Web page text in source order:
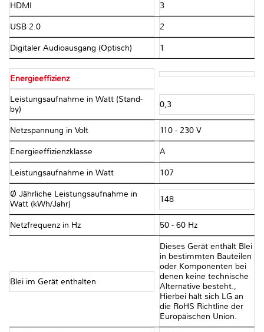
HDMI 3
USB 2.0 2
Digitaler Audioausgang (Optisch) 1
Energieeffizienz
Leistungsaufnahme in Watt (Stand-
by)
0,3
Netzspannung in Volt 110 - 230 V
Energieeffizienzklasse A
Leistungsaufnahme in Watt 107
Ø Jährliche Leistungsaufnahme in
Watt (kWh/Jahr)
148
Netzfrequenz in Hz 50 - 60 Hz
Blei im Gerät enthalten
Dieses Gerät enthält Blei
in bestimmten Bauteilen
oder Komponenten bei
denen keine technische
Alternative besteht.,
Hierbei hält sich LG an
die RoHS Richtline der
Europäischen Union.